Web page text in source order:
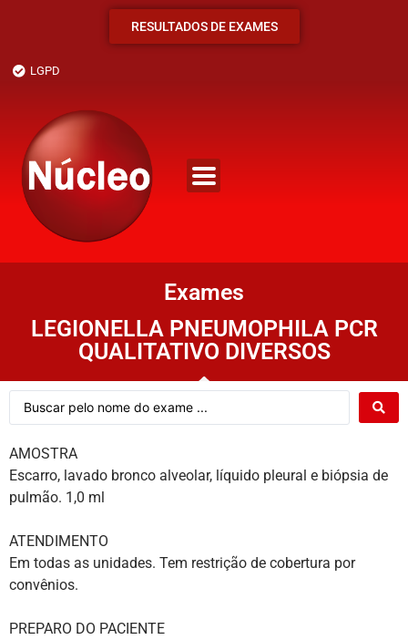
RESULTADOS DE EXAMES
LGPD
Exames
LEGIONELLA PNEUMOPHILA PCR
QUALITATIVO DIVERSOS
AMOSTRA
Escarro, lavado bronco alveolar, líquido pleural e biópsia de
pulmão. 1,0 ml
ATENDIMENTO
Em todas as unidades. Tem restrição de cobertura por
convênios.
PREPARO DO PACIENTE